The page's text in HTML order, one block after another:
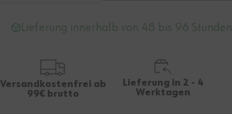
Lieferung innerhalb von 48 bis 96 Stunden
Versandkostenfrei ab
99€ brutto
Lieferung in 2 - 4
Werktagen